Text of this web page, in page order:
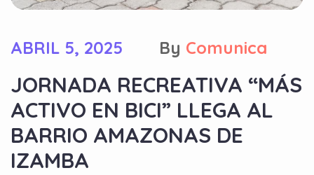
ABRIL 5, 2025 By Comunica
JORNADA RECREATIVA “MÁS
ACTIVO EN BICI” LLEGA AL
BARRIO AMAZONAS DE
IZAMBA